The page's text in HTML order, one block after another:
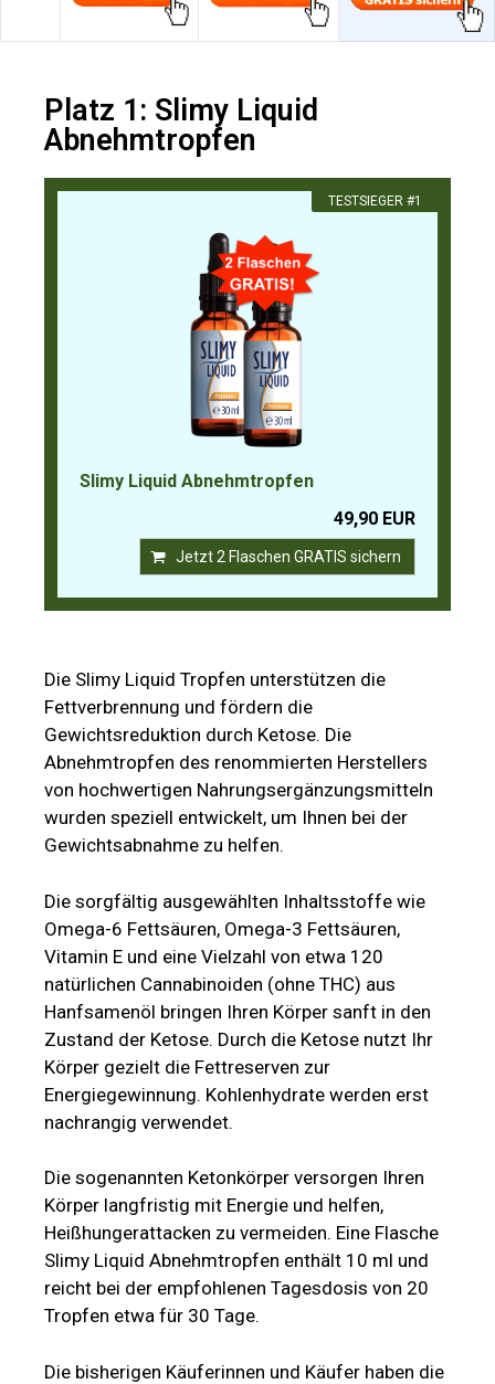
Platz 1: Slimy Liquid
Abnehmtropfen
​TESTSIEGER #1
Slimy Liquid Abnehmtropfen
49,90 EUR
Jetzt 2 Flaschen GRATIS sichern
Die Slimy Liquid Tropfen unterstützen die
Fettverbrennung und fördern die
Gewichtsreduktion durch Ketose. Die
Abnehmtropfen des renommierten Herstellers
von hochwertigen Nahrungsergänzungsmitteln
wurden speziell entwickelt, um Ihnen bei der
Gewichtsabnahme zu helfen.
Die sorgfältig ausgewählten Inhaltsstoffe wie
Omega-6 Fettsäuren, Omega-3 Fettsäuren,
Vitamin E und eine Vielzahl von etwa 120
natürlichen Cannabinoiden (ohne THC) aus
Hanfsamenöl bringen Ihren Körper sanft in den
Zustand der Ketose. Durch die Ketose nutzt Ihr
Körper gezielt die Fettreserven zur
Energiegewinnung. Kohlenhydrate werden erst
nachrangig verwendet.
Die sogenannten Ketonkörper versorgen Ihren
Körper langfristig mit Energie und helfen,
Heißhungerattacken zu vermeiden. Eine Flasche
Slimy Liquid Abnehmtropfen enthält 10 ml und
reicht bei der empfohlenen Tagesdosis von 20
Tropfen etwa für 30 Tage.
Die bisherigen Käuferinnen und Käufer haben die